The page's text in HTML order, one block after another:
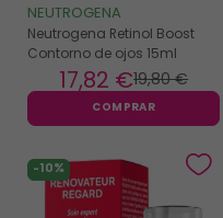
NEUTROGENA
Neutrogena Retinol Boost
Contorno de ojos 15ml
19,80 €
17,82 €
COMPRAR
-10%